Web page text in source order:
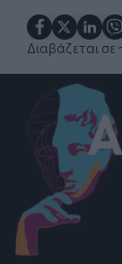
Διαβάζεται σε